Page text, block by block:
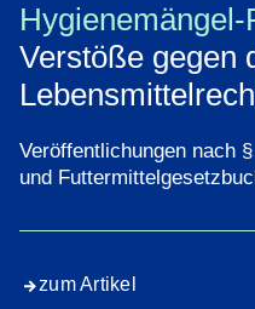
Hygienemängel-
Verstöße gegen
Veröffentlichungen nach
und
zum Artikel